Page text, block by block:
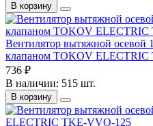
В корзину
Вентилятор вытяжной
клапаном TOKOV
736 ₽
В наличии: 515 шт.
В корзину